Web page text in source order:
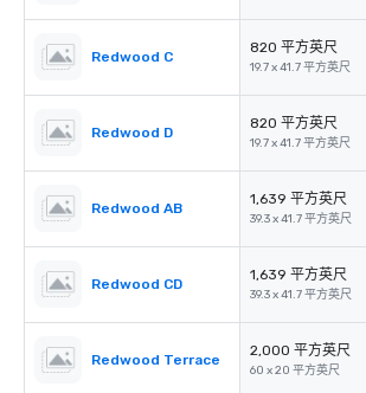
Redwood C
820 平方英尺
19.7 x 41.7 平方英尺
Redwood D
820 平方英尺
19.7 x 41.7 平方英尺
Redwood AB
1,639 平方英尺
39.3 x 41.7 平方英尺
Redwood CD
1,639 平方英尺
39.3 x 41.7 平方英尺
Redwood Terrace
2,000 平方英尺
60 x 20 平方英尺